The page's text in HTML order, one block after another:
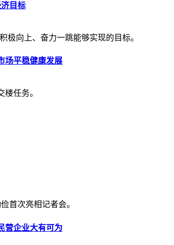
目标
极向上、奋力一跳能够实现的目标。
场平稳健康发展
任务。
首次亮相记者会。
营企业大有可为